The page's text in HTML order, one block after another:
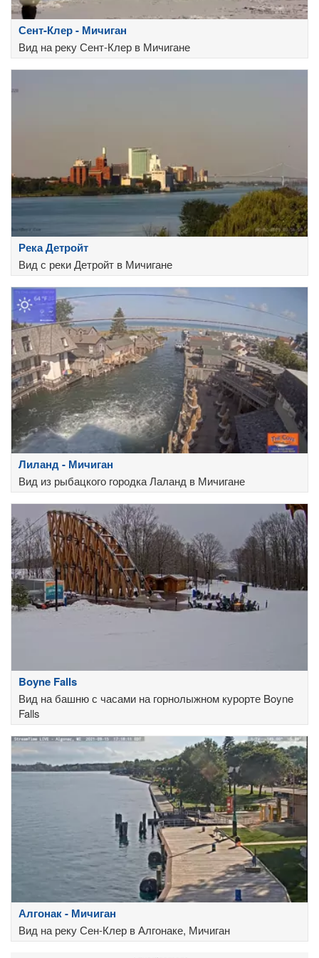
Сент-Клер - Мичиган
Вид на реку Сент-Клер в Мичигане
Река Детройт
Вид с реки Детройт в Мичигане
Лиланд - Мичиган
Вид из рыбацкого городка Лаланд в Мичигане
Boyne Falls
Вид на башню с часами на горнолыжном курорте Boyne
Falls
Алгонак - Мичиган
Вид на реку Сен-Клер в Алгонаке, Мичиган